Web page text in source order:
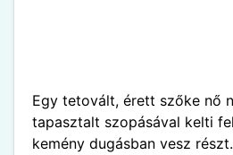
Egy tetovált, érett szőke nő
tapasztalt szopásával kelti
kemény dugásban vesz részt.